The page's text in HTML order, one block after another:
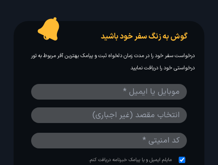
گوش به زنگ سفر خود باشید
درخواست سفر خود را در مدت زمان دلخواه ثبت و پیامک بهترین آفر مربوط به تور
درخواستی خود را دریافت نمایید
مایلم ایمیل و یا پیامک خبرنامه دریافت کنم.